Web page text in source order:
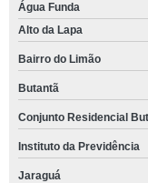
Água Funda
Alto da Lapa
Bairro do Limão
Butantã
Conjunto Residencial
Instituto da Previdência
Jaraguá